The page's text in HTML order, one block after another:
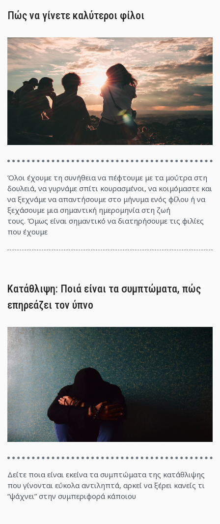
Πώς να γίνετε καλύτεροι φίλοι
Όλοι έχουμε τη συνήθεια να πέφτουμε με τα μούτρα στη
δουλειά, να γυρνάμε σπίτι κουρασμένοι, να κοιμόμαστε και
να ξεχνάμε να απαντήσουμε στο μήνυμα ενός φίλου ή να
ξεχάσουμε μια σημαντική ημερομηνία στη ζωή
τους. Όμως είναι σημαντικό να διατηρήσουμε τις φιλίες
που έχουμε
Κατάθλιψη: Ποιά είναι τα συμπτώματα, πώς
επηρεάζει τον ύπνο
Δείτε ποια είναι εκείνα τα συμπτώματα της κατάθλιψης
που γίνονται εύκολα αντιληπτά, αρκεί να ξέρει κανείς τι
“ψάχνει” στην συμπεριφορά κάποιου